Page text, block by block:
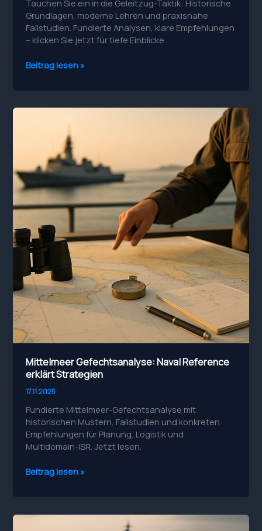
Tauchen Sie ein in die Geleitzug-Taktik: Historische
Grundlagen, moderne Lehren und praxisnahe
Fallstudien. Fundierte Analysen, klare Empfehlungen
– klicken Sie jetzt für tiefe Einblicke.
Geleitzug-
Reference
Beitrag lesen »
Mittelmeer Gefechtsanalyse: Naval Reference
erklärt Strategien
17.11.2025
Fundierte Mittelmeer-Gefechtsanalyse mit
historischen Mustern, Fallstudien und konkreten
Empfehlungen für Planung, Logistik und
Multidomain-ISR. Jetzt lesen.
Mittelmeer
erklärt
Beitrag lesen »